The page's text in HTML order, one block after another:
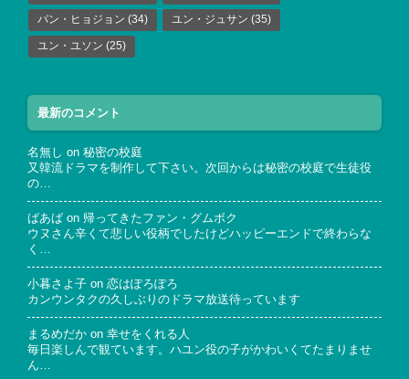
パン・ヒョジョン (34) ユン・ジュサン (35)
ユン・ユソン (25)
最新のコメント
名無し on 秘密の校庭
又韓流ドラマを制作して下さい。次回からは秘密の校庭で生徒役
の…
ばあば on 帰ってきたファン・グムボク
ウヌさん辛くて悲しい役柄でしたけどハッピーエンドで終わらな
く…
小暮さよ子 on 恋はぽろぽろ
カンウンタクの久しぶりのドラマ放送待っています
まるめだか on 幸せをくれる人
毎日楽しんで観ています。ハユン役の子がかわいくてたまりませ
ん…